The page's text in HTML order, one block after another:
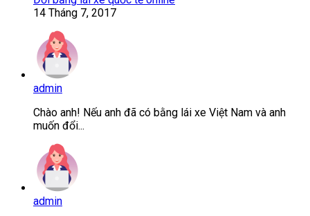
14 Tháng 7, 2017
admin
Chào anh! Nếu anh đã có bằng lái xe Việt Nam và anh
muốn đổi...
admin